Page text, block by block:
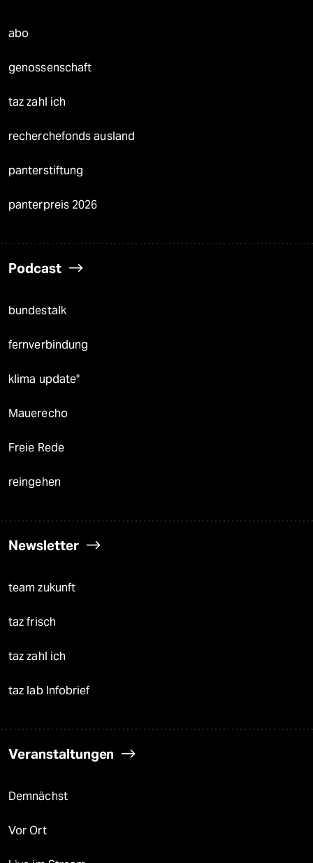
abo
genossenschaft
taz zahl ich
recherchefonds ausland
panterstiftung
panterpreis 2026
Podcast
bundestalk
fernverbindung
klima update°
Mauerecho
Freie Rede
reingehen
Newsletter
team zukunft
taz frisch
taz zahl ich
taz lab Infobrief
Veranstaltungen
Demnächst
Vor Ort